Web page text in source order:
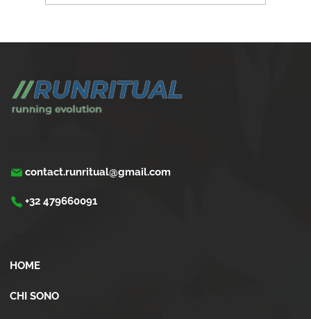
contact.runritual@gmail.com
+32 479660091
HOME
CHI SONO